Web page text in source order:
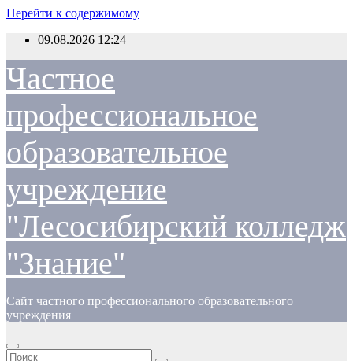
Перейти к содержимому
09.08.2026 12:24
Частное
профессиональное
образовательное
учреждение
"Лесосибирский колледж
"Знание"
Сайт частного профессионального образовательного
учреждения